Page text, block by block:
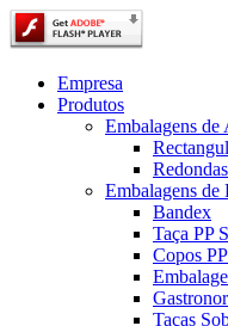
Empresa
Produtos
Embalagens
Embalagens de
Bandex
Taça PP
Copos
Taças